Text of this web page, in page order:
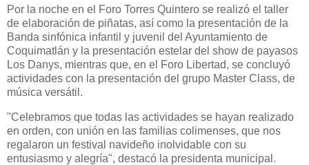
Por la noche en el Foro Torres Quintero se realizó el taller
de elaboración de piñatas, así como la presentación de la
Banda sinfónica infantil y juvenil del Ayuntamiento de
Coquimatlán y la presentación estelar del show de payasos
Los Danys, mientras que, en el Foro Libertad, se concluyó
actividades con la presentación del grupo Master Class, de
música versátil.
"Celebramos que todas las actividades se hayan realizado
en orden, con unión en las familias colimenses, que nos
regalaron un festival navideño inolvidable con su
entusiasmo y alegría", destacó la presidenta municipal.